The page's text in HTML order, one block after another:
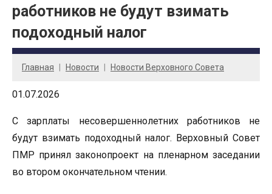
работников не будут взимать
подоходный налог
Главная Новости Новости Верховного Совета
01.07.2026
С зарплаты несовершеннолетних работников не
будут взимать подоходный налог. Верховный Совет
ПМР принял законопроект на пленарном заседании
во втором окончательном чтении.